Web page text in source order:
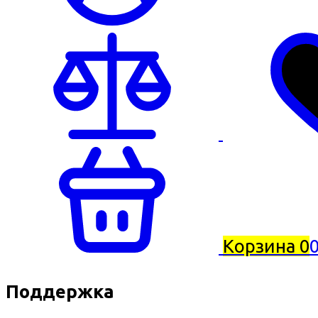
Корзина 0
Поддержка